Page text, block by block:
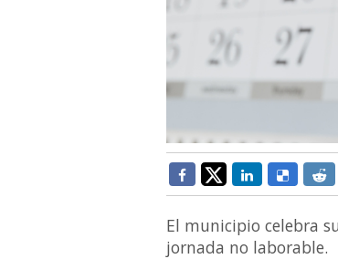
El municipio celebra
jornada no laborable.